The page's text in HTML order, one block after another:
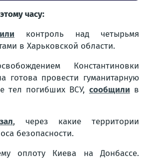
часу:
контроль над четырьмя
в Харьковской области.
Константиновки
готова провести гуманитарную
тел погибших ВСУ, сообщили в
, через какие территории
безопасности.
оплоту Киева на Донбассе.